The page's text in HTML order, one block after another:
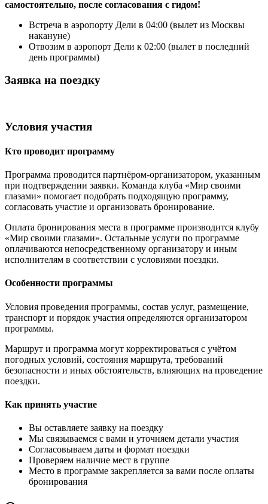
самостоятельно, после согласования с гидом!
Встреча в аэропорту Дели в 04:00 (вылет из Москвы
накануне)
Отвозим в аэропорт Дели к 02:00 (вылет в последний
день программы)
Заявка на поездку
Условия участия
Кто проводит программу
Программа проводится партнёром-организатором, указанным
при подтверждении заявки. Команда клуба «Мир своими
глазами» помогает подобрать подходящую программу,
согласовать участие и организовать бронирование.
Оплата бронирования места в программе производится клубу
«Мир своими глазами». Остальные услуги по программе
оплачиваются непосредственному организатору и иным
исполнителям в соответствии с условиями поездки.
Особенности программы
Условия проведения программы, состав услуг, размещение,
транспорт и порядок участия определяются организатором
программы.
Маршрут и программа могут корректироваться с учётом
погодных условий, состояния маршрута, требований
безопасности и иных обстоятельств, влияющих на проведение
поездки.
Как принять участие
Вы оставляете заявку на поездку
Мы связываемся с вами и уточняем детали участия
Согласовываем даты и формат поездки
Проверяем наличие мест в группе
Место в программе закрепляется за вами после оплаты
бронирования